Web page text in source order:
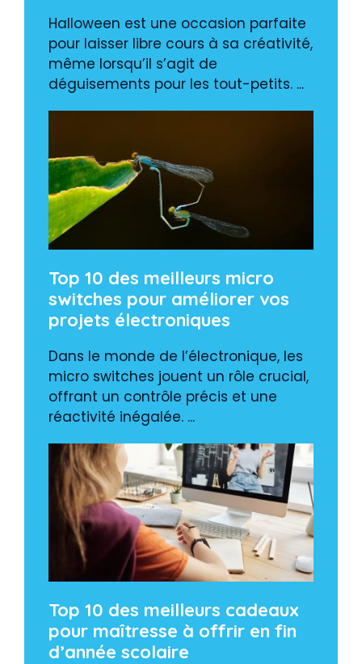
Halloween est une occasion parfaite
pour laisser libre cours à sa créativité,
même lorsqu’il s’agit de
déguisements pour les tout-petits. ...
Top 10 des meilleurs micro
switches pour améliorer vos
projets électroniques
Dans le monde de l’électronique, les
micro switches jouent un rôle crucial,
offrant un contrôle précis et une
réactivité inégalée. ...
Top 10 des meilleurs cadeaux
pour maîtresse à offrir en fin
d’année scolaire